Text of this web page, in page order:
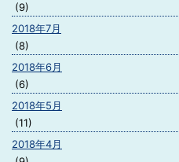
(9)
2018年7月
(8)
2018年6月
(6)
2018年5月
(11)
2018年4月